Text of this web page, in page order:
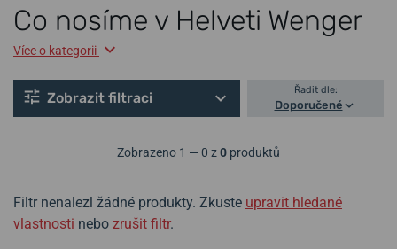
Co nosíme v Helveti Wenger
Více o kategorii
Zobrazit filtraci Řadit dle:
Doporučené
Zobrazeno 1 — 0 z0 produktů
Filtr nenalezl žádné produkty. Zkuste upravit hledané
vlastnosti nebo zrušit filtr.